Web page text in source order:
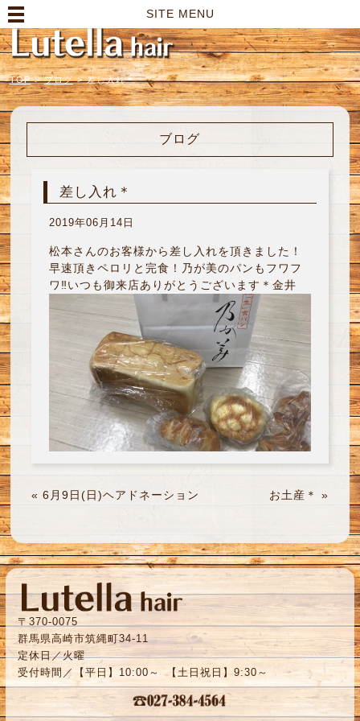
SITE MENU
TOP > ブログ > 差し入れ＊
ブログ
差し入れ＊
2019年06月14日
松本さんのお客様から差し入れを頂きました！
早速頂きペロリと完食！乃が美のパンもフワフ
ワ‼︎いつも御来店ありがとうございます＊金井
« 6月9日(日)ヘアドネーション お土産＊ »
〒370-0075
群馬県高崎市筑縄町34-11
定休日／火曜
受付時間／【平日】10:00～ 【土日祝日】9:30～